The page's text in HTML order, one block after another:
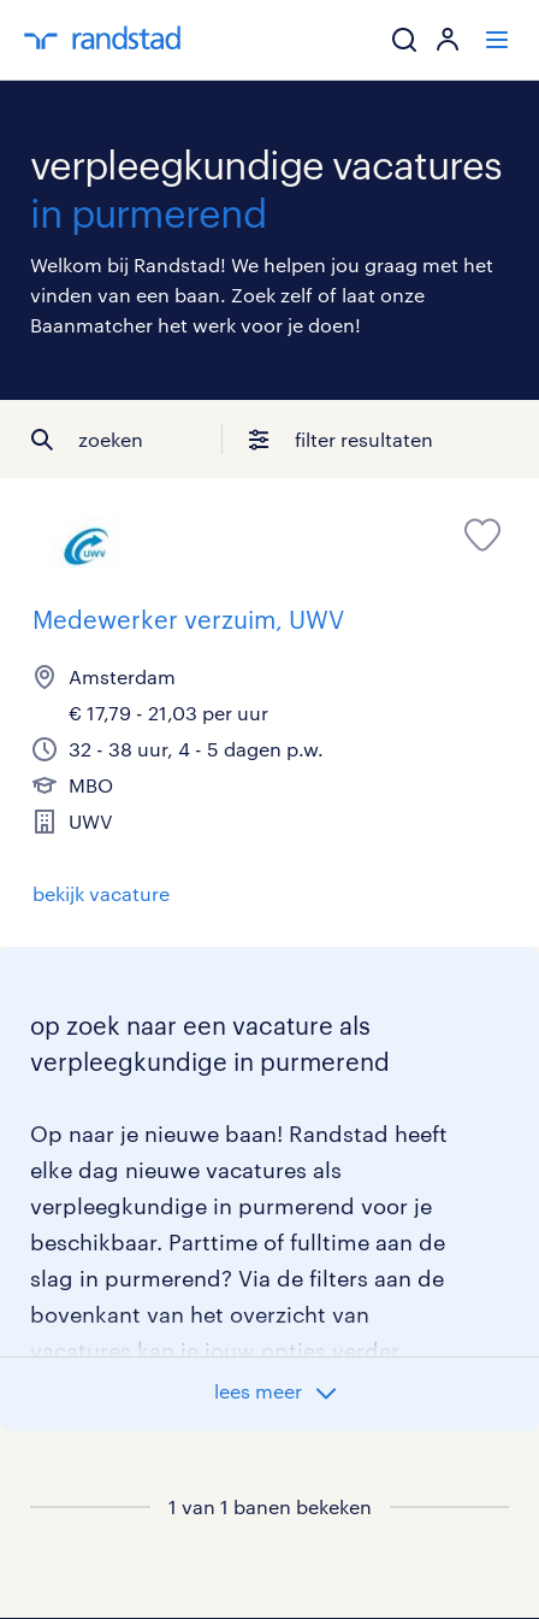
mijn carrière
over randstad
verpleegkundige vacatures
in purmerend
Welkom bij Randstad! We helpen jou graag met het
vinden van een baan. Zoek zelf of laat onze
Baanmatcher het werk voor je doen!
zoeken filter resultaten
Medewerker verzuim, UWV
Amsterdam
€ 17,79 - 21,03 per uur
32 - 38 uur, 4 - 5 dagen p.w.
MBO
UWV
bekijk vacature
op zoek naar een vacature als
verpleegkundige in purmerend
Op naar je nieuwe baan! Randstad heeft
elke dag nieuwe vacatures als
verpleegkundige in purmerend voor je
beschikbaar. Parttime of fulltime aan de
slag in purmerend? Via de filters aan de
bovenkant van het overzicht van
vacatures kan je jouw opties verder
alle vacatures in purmerendof hier
lees meer
1 van 1 banen bekeken